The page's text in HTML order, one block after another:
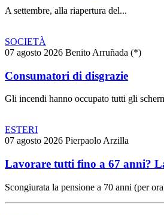
A settembre, alla riapertura del...
SOCIETÀ
07 agosto 2026 Benito Arruñada (*)
Consumatori di disgrazie
Gli incendi hanno occupato tutti gli
ESTERI
07 agosto 2026 Pierpaolo Arzilla
Lavorare tutti fino a 67 anni?
Scongiurata la pensione a 70 anni (per